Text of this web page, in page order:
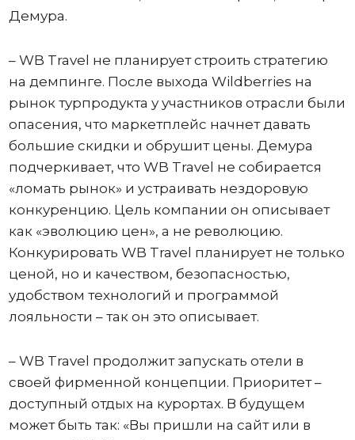
Демура.
– WB Travel не планирует строить стратегию
на демпинге. После выхода Wildberries на
рынок турпродукта у участников отрасли были
опасения, что маркетплейс начнет давать
большие скидки и обрушит цены. Демура
подчеркивает, что WB Travel не собирается
«ломать рынок» и устраивать нездоровую
конкуренцию. Цель компании он описывает
как «эволюцию цен», а не революцию.
Конкурировать WB Travel планирует не только
ценой, но и качеством, безопасностью,
удобством технологий и программой
лояльности – так он это описывает.
– WB Travel продолжит запускать отели в
своей фирменной концепции. Приоритет –
доступный отдых на курортах. В будущем
может быть так: «Вы пришли на сайт или в